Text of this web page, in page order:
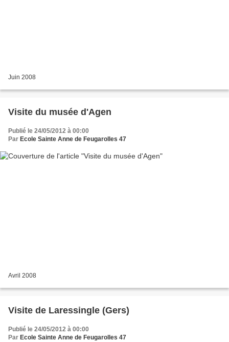
Juin 2008
Visite du musée d'Agen
Publié le 24/05/2012 à 00:00
Par Ecole Sainte Anne de Feugarolles 47
Avril 2008
Visite de Laressingle (Gers)
Publié le 24/05/2012 à 00:00
Par Ecole Sainte Anne de Feugarolles 47